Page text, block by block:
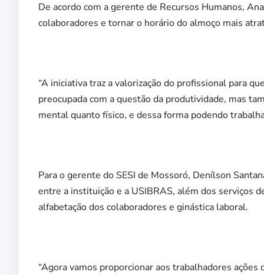
De acordo com a gerente de Recursos Humanos,
colaboradores e tornar o horário do almoço mais
“A iniciativa traz a valorização do profissional para
preocupada com a questão da produtividade, mas
mental quanto físico, e dessa forma podendo
Para o gerente do SESI de Mossoró, Denílson
entre a instituição e a USIBRAS, além dos serviços
alfabetação dos colaboradores e ginástica laboral.
“Agora vamos proporcionar aos trabalhadores